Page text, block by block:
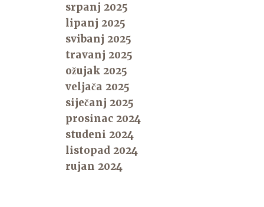
srpanj 2025
lipanj 2025
svibanj 2025
travanj 2025
ožujak 2025
veljača 2025
siječanj 2025
prosinac 2024
studeni 2024
listopad 2024
rujan 2024